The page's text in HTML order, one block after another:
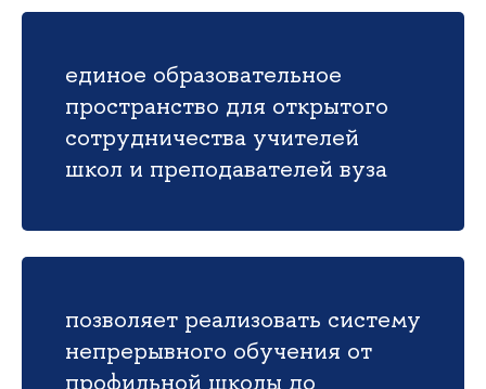
единое образовательное
пространство для открытого
сотрудничества учителей
школ и преподавателей вуза
позволяет реализовать систему
непрерывного обучения от
профильной школы до